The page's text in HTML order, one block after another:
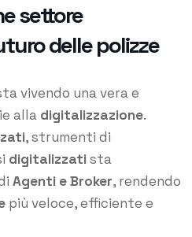
settore
delle polizze
vivendo una vera e
alla digitalizzazione.
, strumenti di
digitalizzati sta
Agenti e Broker, rendendo
più veloce, efficiente e